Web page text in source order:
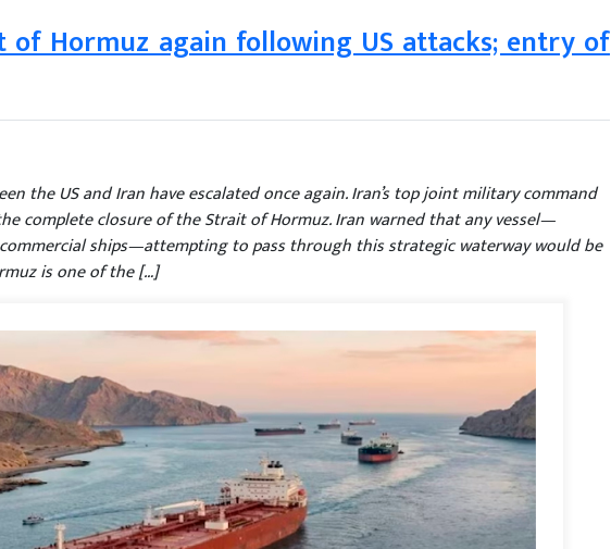
of Hormuz again following US attacks; entry of
the US and Iran have escalated once again. Iran’s top joint military command
complete closure of the Strait of Hormuz. Iran warned that any vessel—
ships—attempting to pass through this strategic waterway would be
is one of the […]